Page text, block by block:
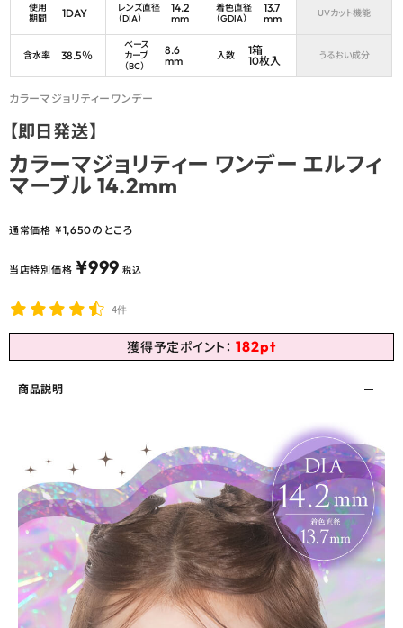
使用
期間
1DAY
レンズ直径
（DIA）
14.2
mm
着色直径
（GDIA）
13.7
mm
UVカット機能
含水率 38.5％
ベース
カーブ
（BC）
8.6
mm
入数
1箱
10枚入
うるおい成分
カラーマジョリティーワンデー
【即日発送】
カラーマジョリティー ワンデー エルフィ
マーブル 14.2mm
通常価格 ¥1,650のところ
当店特別価格 ¥999 税込
4件
獲得予定ポイント： 182pt
商品説明